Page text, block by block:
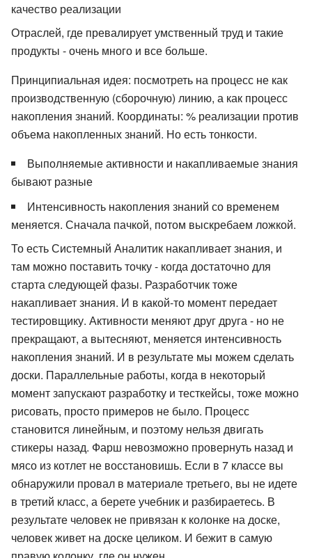
качество реализации
Отраслей, где превалирует умственный труд и такие
продукты - очень много и все больше.
Принципиальная идея: посмотреть на процесс не как
производственную (сборочную) линию, а как процесс
накопления знаний. Координаты: % реализации против
объема накопленных знаний. Но есть тонкости.
Выполняемые активности и накапливаемые знания
бывают разные
Интенсивность накопления знаний со временем
меняется. Сначала пачкой, потом выскребаем ложкой.
То есть Системный Аналитик накапливает знания, и
там можно поставить точку - когда достаточно для
старта следующей фазы. Разработчик тоже
накапливает знания. И в какой-то момент передает
тестировщику. Активности меняют друг друга - но не
прекращают, а вытесняют, меняется интенсивность
накопления знаний. И в результате мы можем сделать
доски. Параллельные работы, когда в некоторый
момент запускают разработку и тесткейсы, тоже можно
рисовать, просто примеров не было. Процесс
становится линейным, и поэтому нельзя двигать
стикеры назад. Фарш невозможно провернуть назад и
мясо из котлет не восстановишь. Если в 7 классе вы
обнаружили провал в материале третьего, вы не идете
в третий класс, а берете учебник и разбираетесь. В
результате человек не привязан к колонке на доске,
человек живет на доске целиком. И бежит в самую